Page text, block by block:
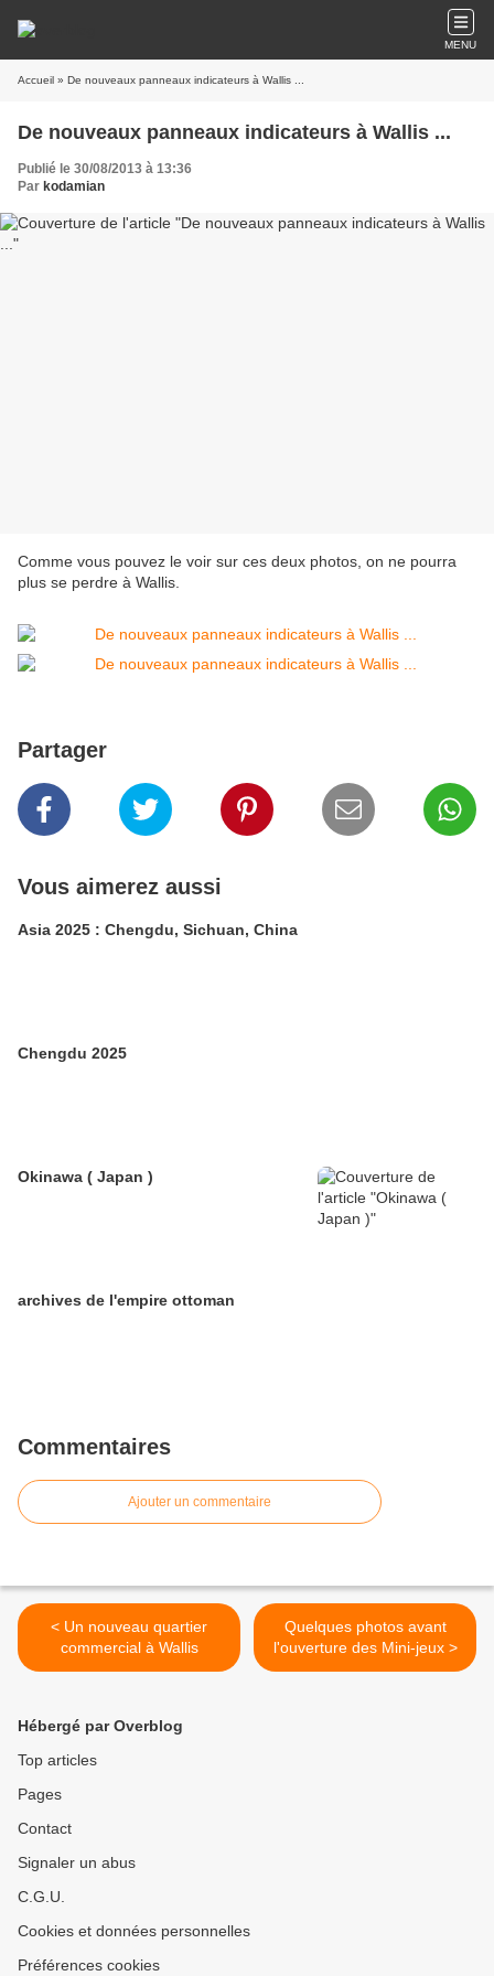
MENU
Accueil » De nouveaux panneaux indicateurs à Wallis ...
De nouveaux panneaux indicateurs à Wallis ...
Publié le 30/08/2013 à 13:36
Par kodamian
Comme vous pouvez le voir sur ces deux photos, on ne pourra
plus se perdre à Wallis.
Partager
Vous aimerez aussi
Asia 2025 : Chengdu, Sichuan, China
Chengdu 2025
Okinawa ( Japan )
archives de l'empire ottoman
Commentaires
Ajouter un commentaire
< Un nouveau quartier
commercial à Wallis
Quelques photos avant
l'ouverture des Mini-jeux >
Hébergé par Overblog
Top articles
Pages
Contact
Signaler un abus
C.G.U.
Cookies et données personnelles
Préférences cookies